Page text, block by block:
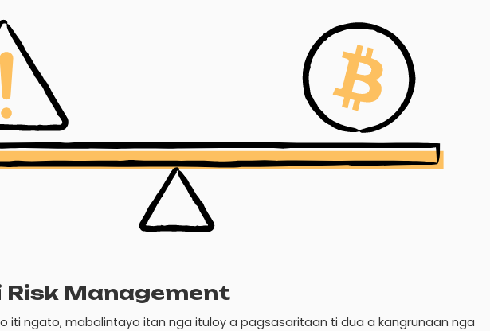
Management
iti ngato, mabalintayo itan nga ituloy a pagsasaritaan ti dua a kangrunaan nga